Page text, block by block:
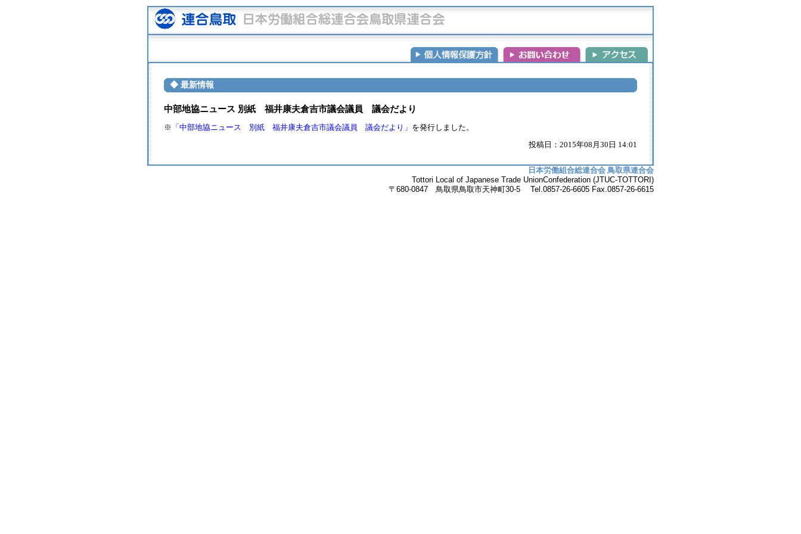
◆ 最新情報
中部地協ニュース 別紙 福井康夫倉吉市議会議員 議会だより
※ 「中部地協ニュース 別紙 福井康夫倉吉市議会議員 議会だより」 を発行しました。
投稿日：2015年08月30日 14:01
日本労働組合総連合会 鳥取県連合会
Tottori Local of Japanese Trade UnionConfederation (JTUC-TOTTORI)
〒680-0847 鳥取県鳥取市天神町30-5 Tel.0857-26-6605 Fax.0857-26-6615